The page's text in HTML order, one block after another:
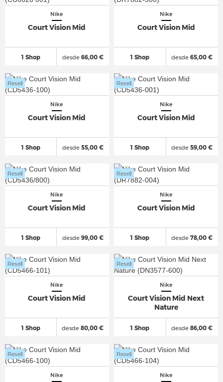
Nike
Court Vision Mid
1 Shop desde66,00 €
Nike
Court Vision Mid
1 Shop desde 65,00 €
Nike
Court Vision Mid
1 Shop
Resell
desde55,00 €
Nike
Court Vision Mid
1 Shop
Resell
desde 59,00 €
Nike
Court Vision Mid
1 Shop
Resell
desde99,00 €
Nike
Court Vision Mid
1 Shop
Resell
desde 78,00 €
Nike
Court Vision Mid
1 Shop
Resell
desde 80,00 €
Nike
Court Vision Mid Next
Nature
1 Shop
Resell
desde 86,00 €
Nike
Resell
Nike
Resell